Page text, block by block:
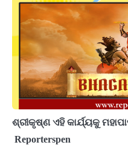
ଶ୍ରୀକୃଷ୍ଣ ଏହି କାର୍ଯ୍ୟକୁ
Reporterspen